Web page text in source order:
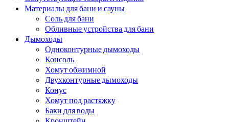
Материалы для бани и сауны
Соль для бани
Обливные устройства для бани
Дымоходы
Одноконтурные дымоходы
Консоль
Хомут обжимной
Двухконтурные дымоходы
Конус
Хомут под растяжку
Баки для воды